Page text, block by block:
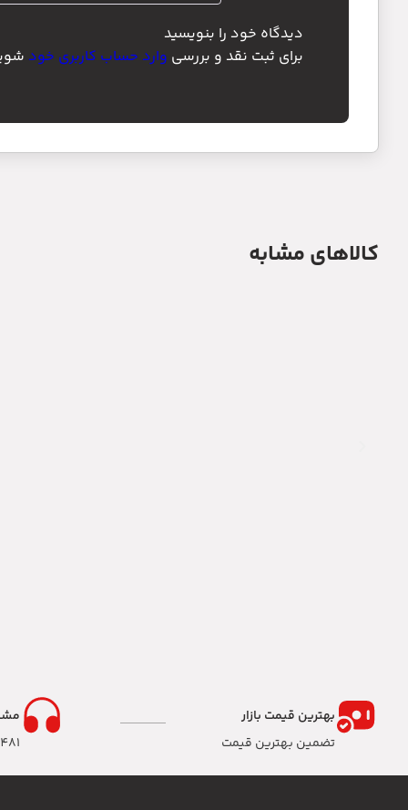
دیدگاه خود را بنویسید
برای ثبت نقد و بررسی وارد حساب کاربری خود
کالاهای مشابه
بهترین قیمت بازار
تضمین بهترین قیمت